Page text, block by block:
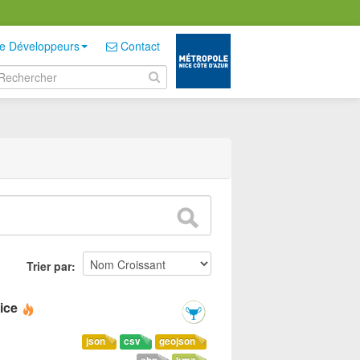
Développeurs Contact
Trier par
geojson
csv
json